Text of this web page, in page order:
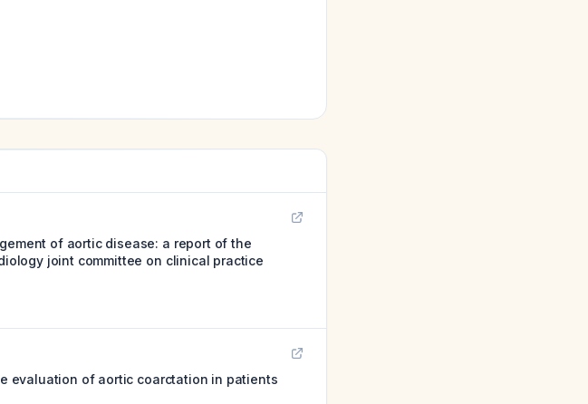
of aortic disease: a report of the
joint committee on clinical practice
evaluation of aortic coarctation in patients